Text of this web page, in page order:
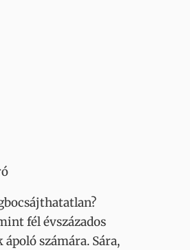
fél évszázados
számára. Sára,